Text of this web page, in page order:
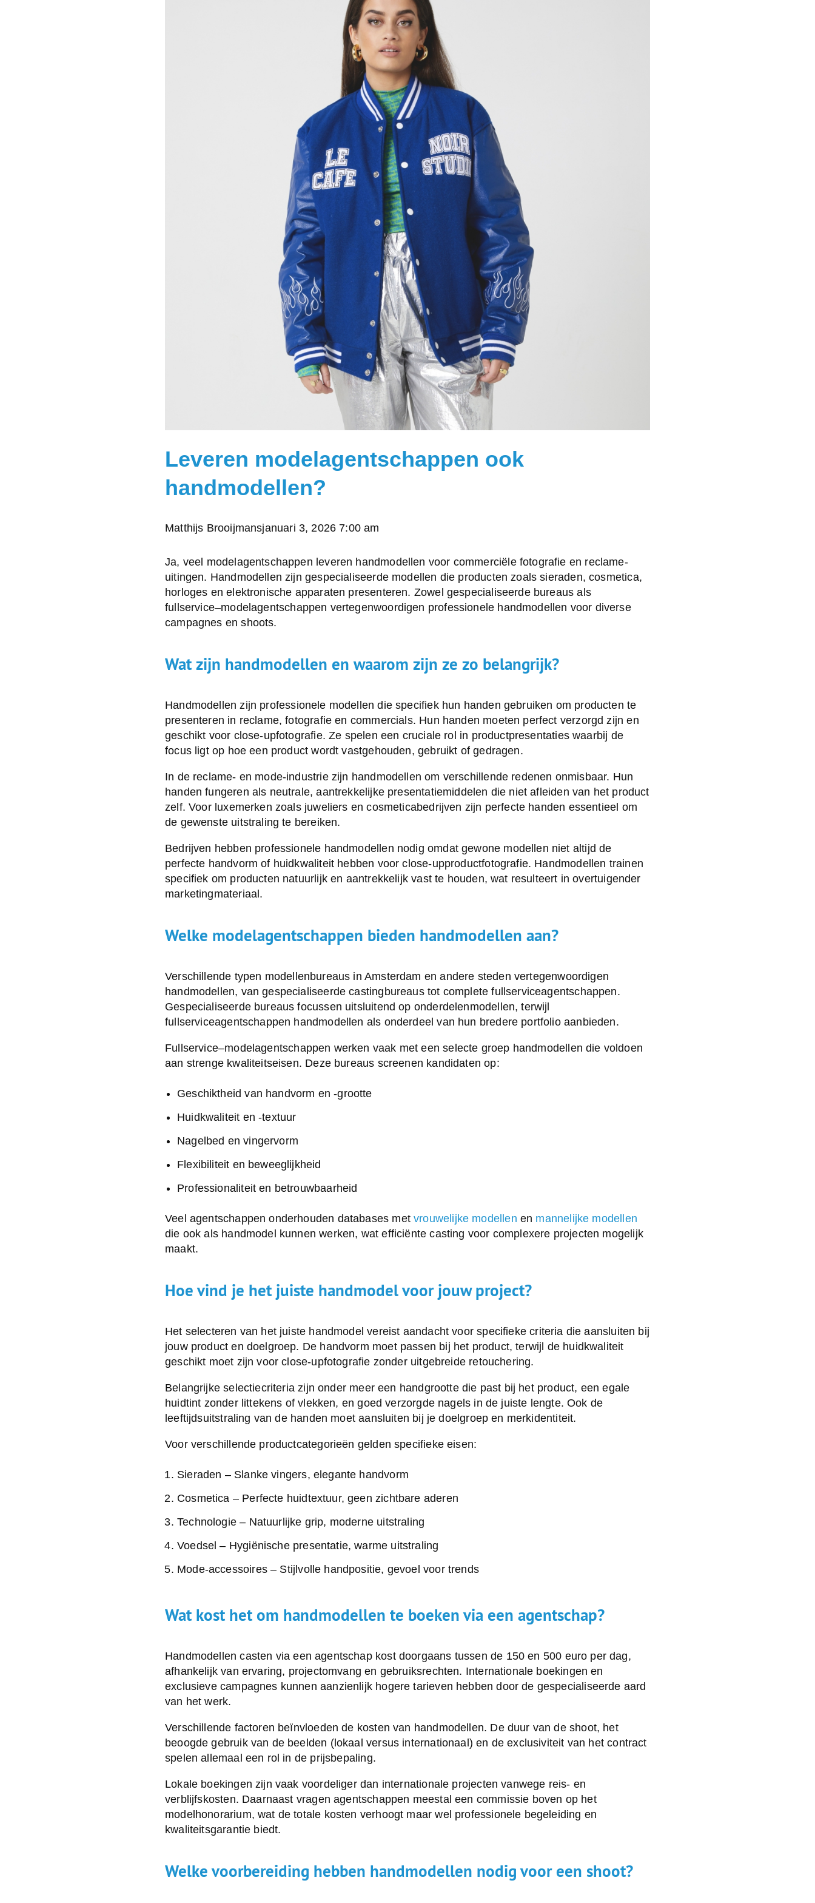
Leveren modelagentschappen ook
handmodellen?
Posted
Matthijs Brooijmansjanuari 3, 2026 7:00 am
Ja, veel modelagentschappen leveren handmodellen voor commerciële fotografie en reclame-
uitingen. Handmodellen zijn gespecialiseerde modellen die producten zoals sieraden, cosmetica,
horloges en elektronische apparaten presenteren. Zowel gespecialiseerde bureaus als
fullservice–modelagentschappen vertegenwoordigen professionele handmodellen voor diverse
campagnes en shoots.
Wat zijn handmodellen en waarom zijn ze zo belangrijk?
Handmodellen zijn professionele modellen die specifiek hun handen gebruiken om producten te
presenteren in reclame, fotografie en commercials. Hun handen moeten perfect verzorgd zijn en
geschikt voor close-upfotografie. Ze spelen een cruciale rol in productpresentaties waarbij de
focus ligt op hoe een product wordt vastgehouden, gebruikt of gedragen.
In de reclame- en mode-industrie zijn handmodellen om verschillende redenen onmisbaar. Hun
handen fungeren als neutrale, aantrekkelijke presentatiemiddelen die niet afleiden van het product
zelf. Voor luxemerken zoals juweliers en cosmeticabedrijven zijn perfecte handen essentieel om
de gewenste uitstraling te bereiken.
Bedrijven hebben professionele handmodellen nodig omdat gewone modellen niet altijd de
perfecte handvorm of huidkwaliteit hebben voor close-upproductfotografie. Handmodellen trainen
specifiek om producten natuurlijk en aantrekkelijk vast te houden, wat resulteert in overtuigender
marketingmateriaal.
Welke modelagentschappen bieden handmodellen aan?
Verschillende typen modellenbureaus in Amsterdam en andere steden vertegenwoordigen
handmodellen, van gespecialiseerde castingbureaus tot complete fullserviceagentschappen.
Gespecialiseerde bureaus focussen uitsluitend op onderdelenmodellen, terwijl
fullserviceagentschappen handmodellen als onderdeel van hun bredere portfolio aanbieden.
Fullservice–modelagentschappen werken vaak met een selecte groep handmodellen die voldoen
aan strenge kwaliteitseisen. Deze bureaus screenen kandidaten op:
Geschiktheid van handvorm en -grootte
Huidkwaliteit en -textuur
Nagelbed en vingervorm
Flexibiliteit en beweeglijkheid
Professionaliteit en betrouwbaarheid
Veel agentschappen onderhouden databases metvrouwelijke modellen en mannelijke modellen
die ook als handmodel kunnen werken, wat efficiënte casting voor complexere projecten mogelijk
maakt.
Hoe vind je het juiste handmodel voor jouw project?
Het selecteren van het juiste handmodel vereist aandacht voor specifieke criteria die aansluiten bij
jouw product en doelgroep. De handvorm moet passen bij het product, terwijl de huidkwaliteit
geschikt moet zijn voor close-upfotografie zonder uitgebreide retouchering.
Belangrijke selectiecriteria zijn onder meer een handgrootte die past bij het product, een egale
huidtint zonder littekens of vlekken, en goed verzorgde nagels in de juiste lengte. Ook de
leeftijdsuitstraling van de handen moet aansluiten bij je doelgroep en merkidentiteit.
Voor verschillende productcategorieën gelden specifieke eisen:
Sieraden – Slanke vingers, elegante handvorm
Cosmetica – Perfecte huidtextuur, geen zichtbare aderen
Technologie– Natuurlijke grip, moderne uitstraling
Voedsel – Hygiënische presentatie, warme uitstraling
Mode-accessoires– Stijlvolle handpositie, gevoel voor trends
Wat kost het om handmodellen te boeken via een agentschap?
Handmodellen casten via een agentschap kost doorgaans tussen de 150 en 500 euro per dag,
afhankelijk van ervaring, projectomvang en gebruiksrechten. Internationale boekingen en
exclusieve campagnes kunnen aanzienlijk hogere tarieven hebben door de gespecialiseerde aard
van het werk.
Verschillende factoren beïnvloeden de kosten van handmodellen. De duur van de shoot, het
beoogde gebruik van de beelden (lokaal versus internationaal) en de exclusiviteit van het contract
spelen allemaal een rol in de prijsbepaling.
Lokale boekingen zijn vaak voordeliger dan internationale projecten vanwege reis- en
verblijfskosten. Daarnaast vragen agentschappen meestal een commissie boven op het
modelhonorarium, wat de totale kosten verhoogt maar wel professionele begeleiding en
kwaliteitsgarantie biedt.
Welke voorbereiding hebben handmodellen nodig voor een shoot?